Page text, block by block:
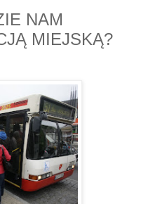
NAM
MIEJSKĄ?